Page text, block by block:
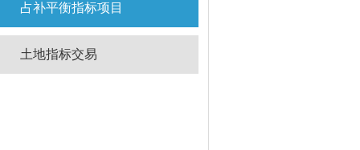
占补平衡指标项目
土地指标交易